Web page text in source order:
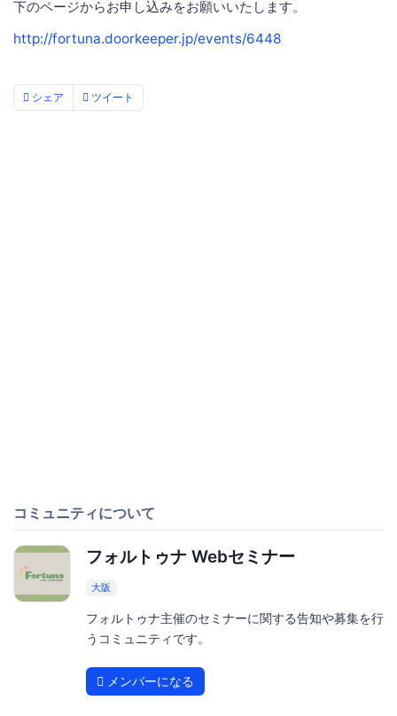
下のページからお申し込みをお願いいたします。
http://fortuna.doorkeeper.jp/events/6448
シェア ツイート
コミュニティについて
フォルトゥナ Webセミナー
大阪
フォルトゥナ主催のセミナーに関する告知や募集を行
うコミュニティです。
メンバーになる